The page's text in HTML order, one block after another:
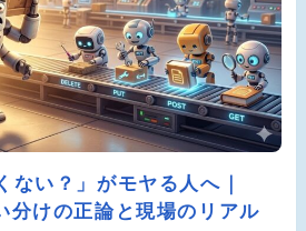
ない？」がモヤる人へ｜
分けの正論と現場のリアル